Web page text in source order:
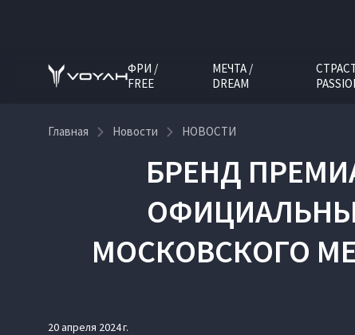
ФРИ /
FREE
МЕЧТА /
DREAM
Главная Новости НОВОСТИ
БРЕНД
МОСКОВСКОГО
20 апреля 2024 г.